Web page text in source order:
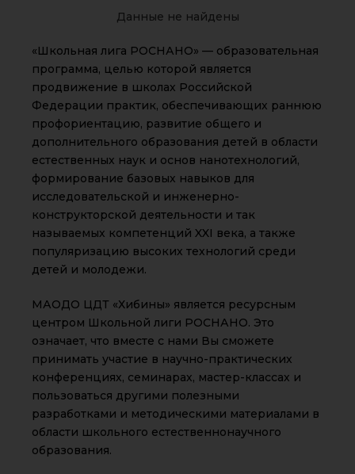
Данные не найдены
«Школьная лига РОСНАНО» — образовательная
программа, целью которой является
продвижение в школах Российской
Федерации практик, обеспечивающих раннюю
профориентацию, развитие общего и
дополнительного образования детей в области
естественных наук и основ нанотехнологий,
формирование базовых навыков для
исследовательской и инженерно-
конструкторской деятельности и так
называемых компетенций XXI века, а также
популяризацию высоких технологий среди
детей и молодежи.
МАОДО ЦДТ «Хибины» является ресурсным
центром Школьной лиги РОСНАНО. Это
означает, что вместе с нами Вы сможете
принимать участие в научно-практических
конференциях, семинарах, мастер-классах и
пользоваться другими полезными
разработками и методическими материалами в
области школьного естественнонаучного
образования.